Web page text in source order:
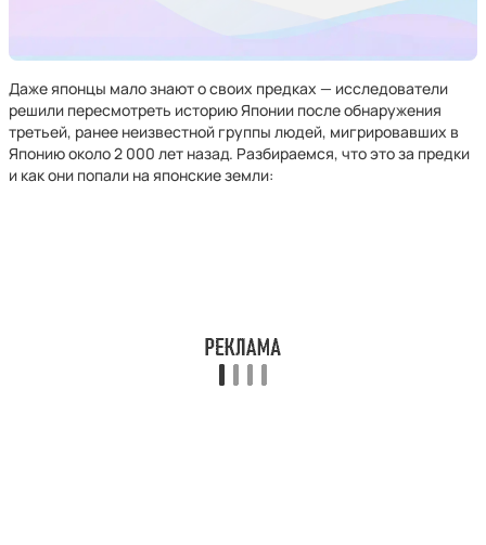
Даже японцы мало знают о своих предках — исследователи
решили пересмотреть историю Японии после обнаружения
третьей, ранее неизвестной группы людей, мигрировавших в
Японию около 2 000 лет назад. Разбираемся, что это за предки
и как они попали на японские земли: